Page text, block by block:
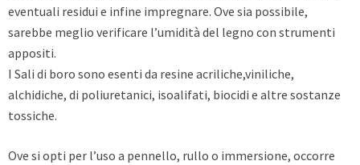
eventuali residui e infine impregnare. Ove sia possibile,
sarebbe meglio verificare l’umidità del legno con strumenti
appositi.
I Sali di boro sono esenti da resine acriliche,viniliche,
alchidiche, di poliuretanici, isoalifati, biocidi e altre sostanze
tossiche.
Ove si opti per l’uso a pennello, rullo o immersione, occorre